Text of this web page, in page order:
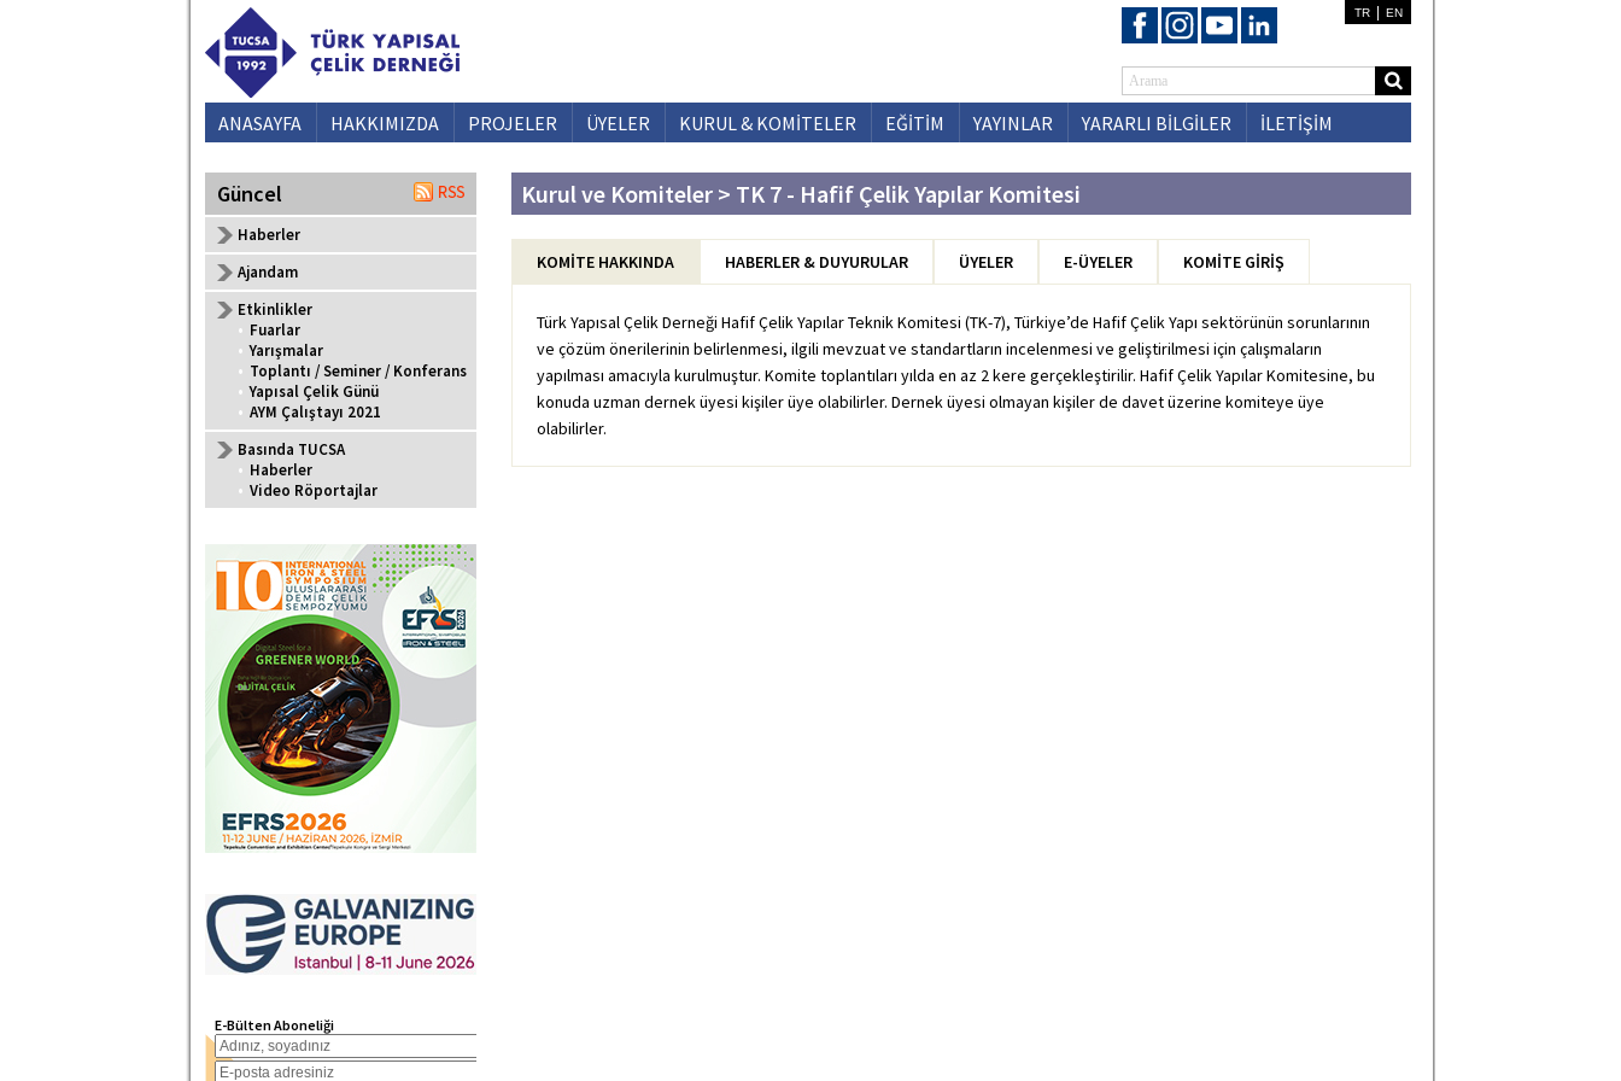
TR EN
ANASAYFA HAKKIMIZDA PROJELER ÜYELER KURUL & KOMİTELER EĞİTİM YAYINLAR YARARLI BİLGİLER İLETİŞİM
Güncel
Haberler
Ajandam
Etkinlikler
• Fuarlar
• Yarışmalar
• Toplantı / Seminer / Konferans
• Yapısal Çelik Günü
• AYM Çalıştayı 2021
Basında TUCSA
• Haberler
• Video Röportajlar
E-Bülten Aboneliği
Kurul ve Komiteler > TK 7 - Hafif Çelik Yapılar Komitesi
KOMİTE HAKKINDA HABERLER & DUYURULAR ÜYELER E-ÜYELER KOMİTE GİRİŞ
Türk Yapısal Çelik Derneği Hafif Çelik Yapılar Teknik Komitesi (TK-7), Türkiye’de Hafif Çelik Yapı sektörünün sorunlarının
ve çözüm önerilerinin belirlenmesi, ilgili mevzuat ve standartların incelenmesi ve geliştirilmesi için çalışmaların
yapılması amacıyla kurulmuştur. Komite toplantıları yılda en az 2 kere gerçekleştirilir. Hafif Çelik Yapılar Komitesine, bu
konuda uzman dernek üyesi kişiler üye olabilirler. Dernek üyesi olmayan kişiler de davet üzerine komiteye üye
olabilirler.